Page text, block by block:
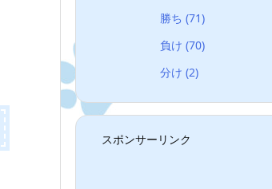
勝ち(71)
負け(70)
分け(2)
スポンサーリンク